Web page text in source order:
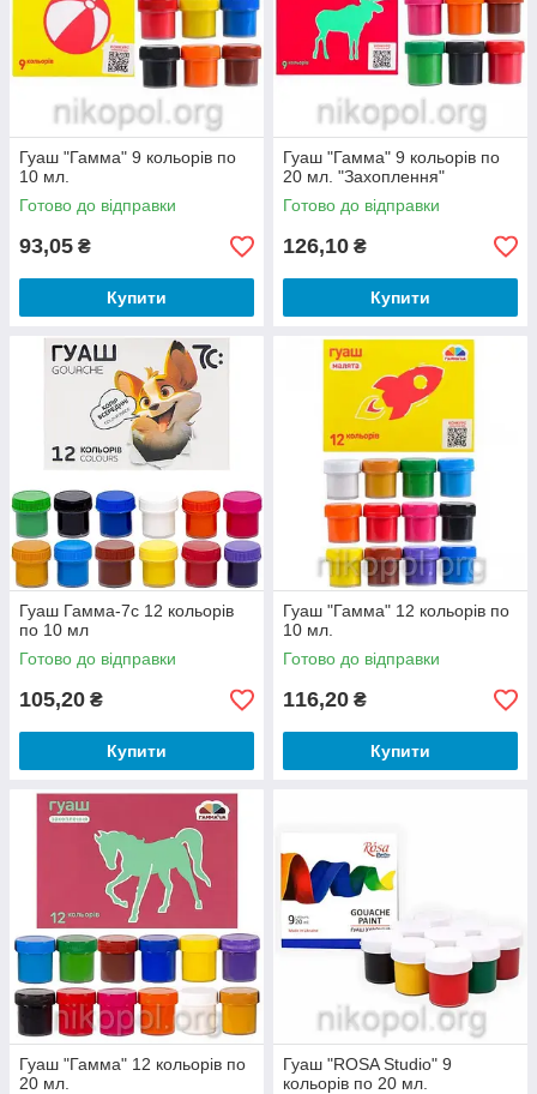
Гуаш "Гамма" 9 кольорів по
10 мл.
Готово до відправки
93,05 ₴
Купити
Гуаш "Гамма" 9 кольорів по
20 мл. "Захоплення"
Готово до відправки
126,10 ₴
Купити
Гуаш Гамма-7с 12 кольорів
по 10 мл
Готово до відправки
105,20 ₴
Купити
Гуаш "Гамма" 12 кольорів по
10 мл.
Готово до відправки
116,20 ₴
Купити
Гуаш "Гамма" 12 кольорів по
20 мл.
Гуаш "ROSA Studio" 9
кольорів по 20 мл.